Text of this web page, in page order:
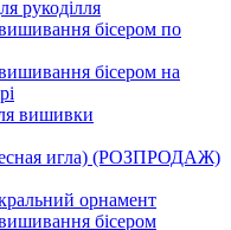
рукоділля
бісером по
бісером на
вишивки
игла) (РОЗПРОДАЖ)
орнамент
бісером